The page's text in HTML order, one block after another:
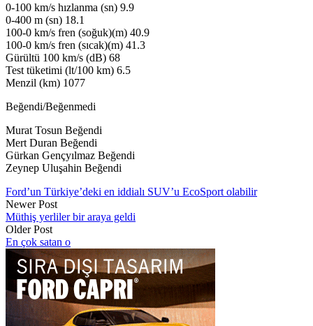
0-100 km/s hızlanma (sn) 9.9
0-400 m (sn) 18.1
100-0 km/s fren (soğuk)(m) 40.9
100-0 km/s fren (sıcak)(m) 41.3
Gürültü 100 km/s (dB) 68
Test tüketimi (lt/100 km) 6.5
Menzil (km) 1077
Beğendi/Beğenmedi
Murat Tosun Beğendi
Mert Duran Beğendi
Gürkan Gençyılmaz Beğendi
Zeynep Uluşahin Beğendi
Ford’un Türkiye’deki en iddialı SUV’u EcoSport olabilir
Newer Post
Müthiş yerliler bir araya geldi
Older Post
En çok satan o